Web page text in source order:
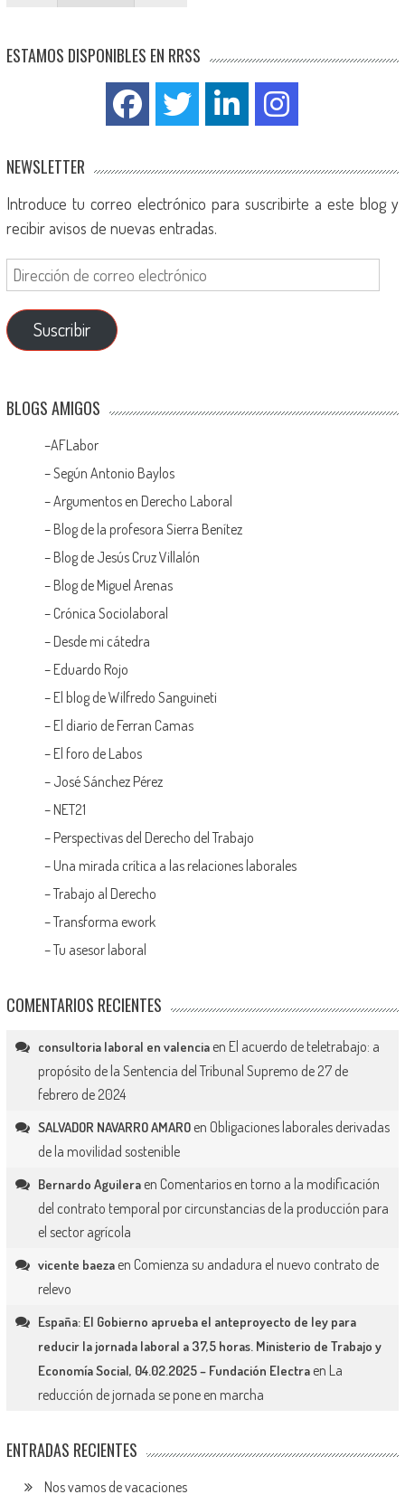
ESTAMOS DISPONIBLES EN RRSS
NEWSLETTER
Introduce tu correo electrónico para suscribirte a este blog y
recibir avisos de nuevas entradas.
Suscribir
BLOGS AMIGOS
–AFLabor
– Según Antonio Baylos
–Argumentos en Derecho Laboral
– Blog de la profesora Sierra Benítez
– Blog de Jesús Cruz Villalón
– Blog de Miguel Arenas
– Crónica Sociolaboral
– Desde mi cátedra
– Eduardo Rojo
– El blog de Wilfredo Sanguineti
– El diario de Ferran Camas
– El foro de Labos
– José Sánchez Pérez
– NET21
– Perspectivas del Derecho del Trabajo
– Una mirada crítica a las relaciones laborales
–Trabajo al Derecho
–Transforma ework
–Tu asesor laboral
COMENTARIOS RECIENTES
consultoria laboral en valenciaen El acuerdo de teletrabajo: a
propósito de la Sentencia del Tribunal Supremo de 27 de
febrero de 2024
SALVADOR NAVARRO AMAROen Obligaciones laborales derivadas
de la movilidad sostenible
Bernardo Aguileraen Comentarios en torno a la modificación
del contrato temporal por circunstancias de la producción para
el sector agrícola
vicente baezaen Comienza su andadura el nuevo contrato de
relevo
España: El Gobierno aprueba el anteproyecto de ley para
reducir la jornada laboral a 37,5 horas. Ministerio de Trabajo y
Economía Social, 04.02.2025 – Fundación Electraen La
reducción de jornada se pone en marcha
ENTRADAS RECIENTES
Nos vamos de vacaciones